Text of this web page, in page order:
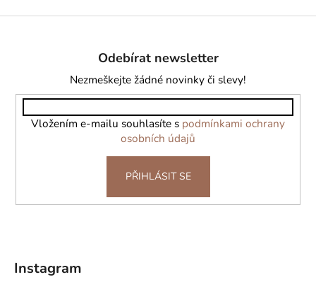
u
Odebírat newsletter
Nezmeškejte žádné novinky či slevy!
Vložením e-mailu souhlasíte s podmínkami ochrany
osobních údajů
PŘIHLÁSIT SE
Instagram